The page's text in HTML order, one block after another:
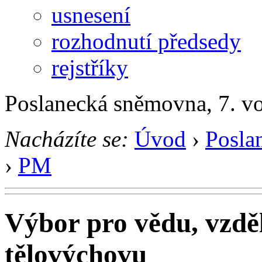
usnesení
rozhodnutí předsedy
rejstříky
Poslanecká sněmovna, 7.
Nacházíte se: Úvod ›
› PM
Výbor pro vědu,
tělovýchovu